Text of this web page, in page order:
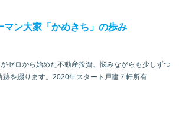
マン大家「かめきち」の歩み
ゼロから始めた不動産投資、悩みながらも少しずつ
跡を綴ります。2020年スタート戸建７軒所有